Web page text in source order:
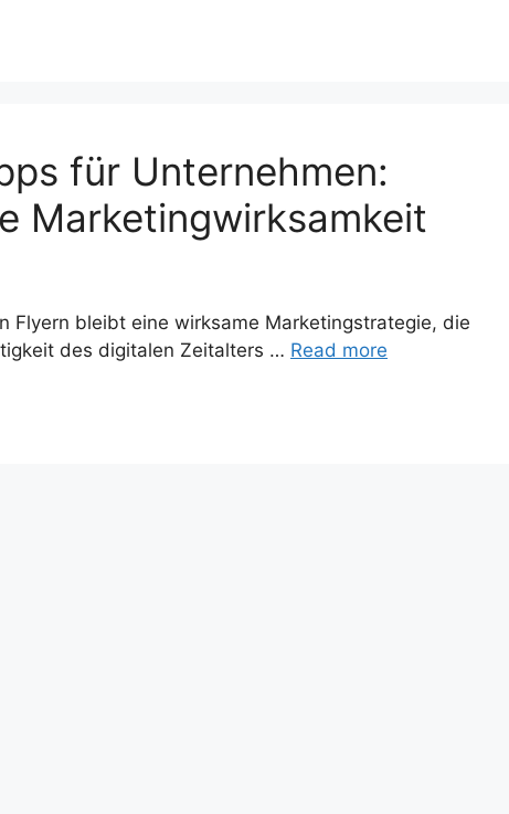
für Unternehmen:
Marketingwirksamkeit
Flyern bleibt eine wirksame Marketingstrategie, die
des digitalen Zeitalters … Read more